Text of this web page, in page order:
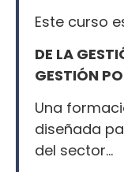
Este curso
DE LA
GESTIÓN
Una
diseñada
del sector…